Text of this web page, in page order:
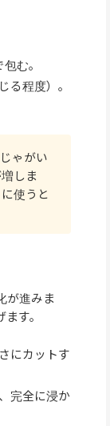
む。
る程度）。
ゃがい
しま
使うと
が進みま
す。
にカットす
完全に浸か